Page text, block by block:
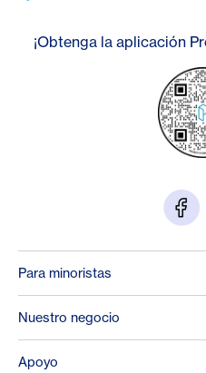
¡Obtenga la aplicación
Para minoristas
Nuestro negocio
Apoyo